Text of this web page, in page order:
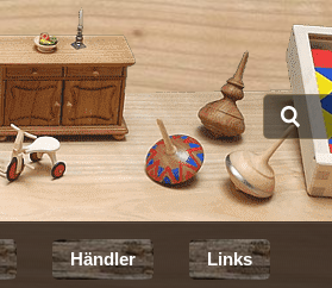
Händler Links